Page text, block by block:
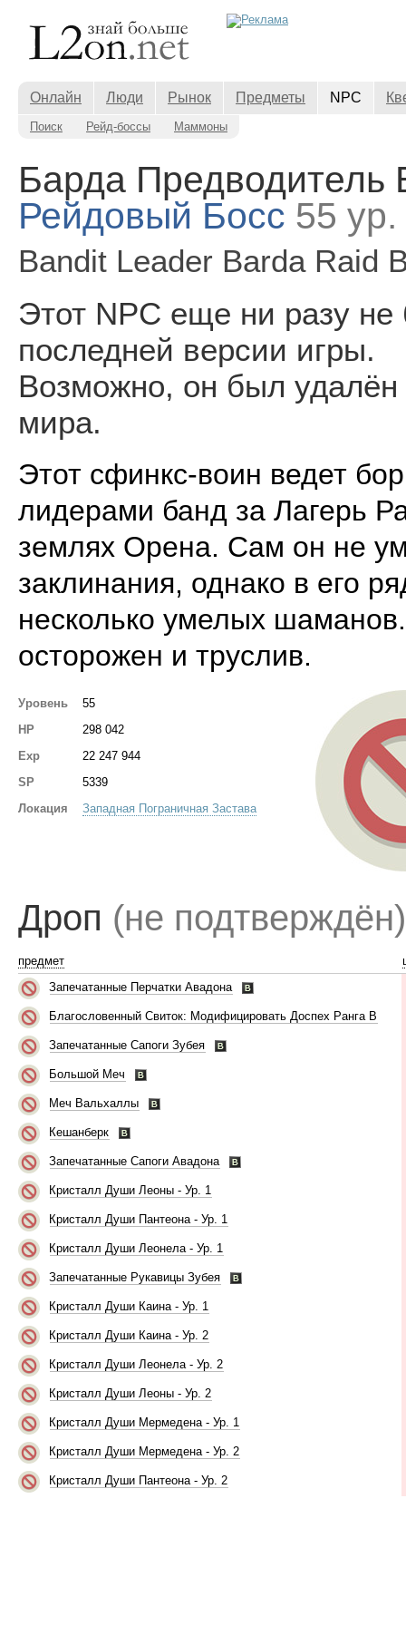
Онлайн Люди Рынок Предметы NPC
Поиск Рейд-боссы Маммоны
Барда Предводитель
Рейдовый Босс 55 ур.
Bandit Leader Barda Raid
Этот NPC еще ни разу
последней версии игры.
Возможно, он был удалён
мира.
Этот сфинкс-воин ведет
лидерами банд за Лагерь
землях Орена. Сам он не
заклинания, однако в его
несколько умелых
осторожен и труслив.
Уровень
55
HP
298 042
Exp
22 247 944
SP
5339
Локация
Западная Пограничная Застава
Дроп (не подтверждён)
предмет
Запечатанные Перчатки Авадона
Благословенный Свиток: Модифицировать Доспех Ранга B
Запечатанные Сапоги Зубея
Большой Меч
Меч Вальхаллы
Кешанберк
Запечатанные Сапоги Авадона
Кристалл Души Леоны - Ур. 1
Кристалл Души Пантеона - Ур. 1
Кристалл Души Леонела - Ур. 1
Запечатанные Рукавицы Зубея
Кристалл Души Каина - Ур. 1
Кристалл Души Каина - Ур. 2
Кристалл Души Леонела - Ур. 2
Кристалл Души Леоны - Ур. 2
Кристалл Души Мермедена - Ур. 1
Кристалл Души Мермедена - Ур. 2
Кристалл Души Пантеона - Ур. 2